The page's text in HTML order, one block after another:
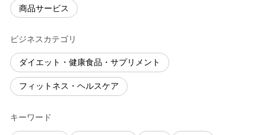
商品サービス
ビジネスカテゴリ
ダイエット・健康食品・サプリメント
フィットネス・ヘルスケア
キーワード